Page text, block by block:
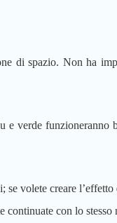
di spazio. Non ha
verde funzioneranno
volete creare
continuate con lo